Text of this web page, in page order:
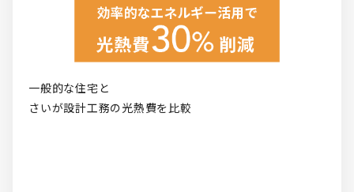
一般的な住宅と
さいが設計工務の光熱費を比較